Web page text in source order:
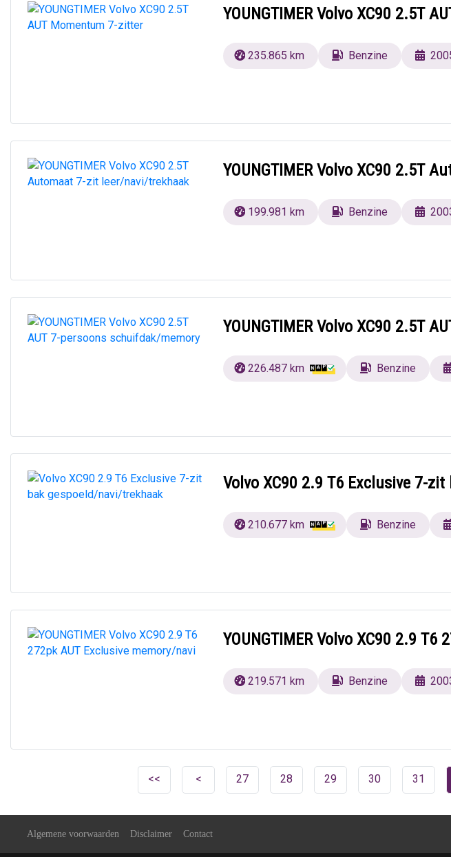
YOUNGTIMER Volvo XC90 2.5T
235.865 km Benzine
YOUNGTIMER Volvo XC90 2.5T
199.981 km Benzine
YOUNGTIMER Volvo XC90 2.5T
226.487 km Benzine
Volvo XC90 2.9 T6 Exclusive 7-
210.677 km Benzine
YOUNGTIMER Volvo XC90 2.9
219.571 km Benzine
<< < 27 28 29 30 31
Algemene voorwaarden Disclaimer Contact